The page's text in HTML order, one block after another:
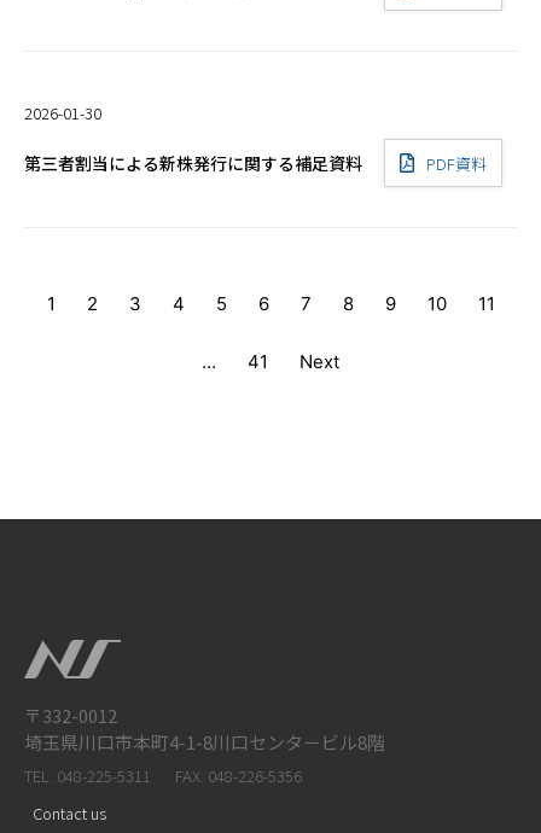
2026-01-30
第三者割当による新株発行に関する補足資料 PDF資料
1 2 3 4 5 6 7 8 9 10 11
… 41 Next
〒332-0012
埼玉県川口市本町4-1-8川口センタ－ビル8階
TEL: 048-225-5311
FAX: 048-226-5356
Contact us